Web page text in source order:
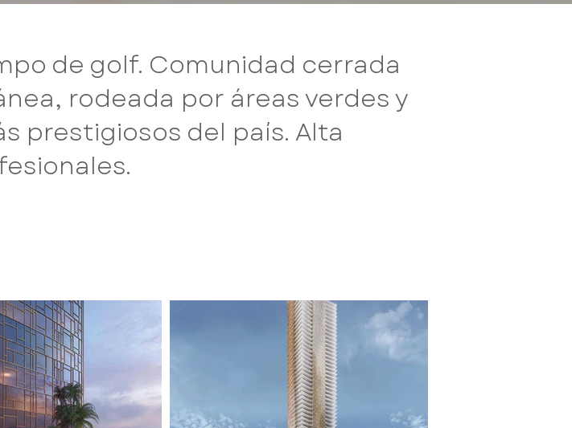
de golf. Comunidad cerrada
rodeada por áreas verdes y
prestigiosos del país. Alta